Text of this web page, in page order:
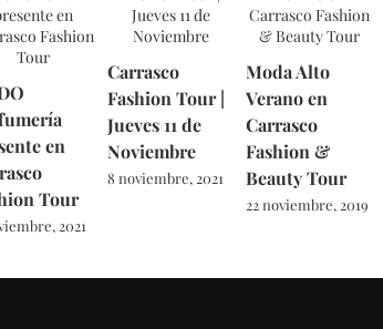
en
Tour
2021
Carrasco
Fashion Tour |
Jueves 11 de
Noviembre
8 noviembre, 2021
Moda Alto
Verano en
Carrasco
Fashion &
Beauty Tour
22 noviembre, 2019